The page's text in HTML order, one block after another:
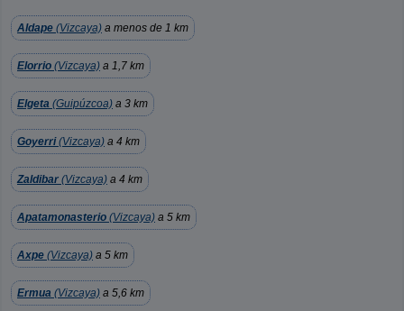
Aldape (Vizcaya) a menos de 1 km
Elorrio (Vizcaya) a 1,7 km
Elgeta (Guipúzcoa) a 3 km
Goyerri(Vizcaya) a 4 km
Zaldibar (Vizcaya) a 4 km
Apatamonasterio (Vizcaya) a 5 km
Axpe (Vizcaya) a 5 km
Ermua (Vizcaya) a 5,6 km